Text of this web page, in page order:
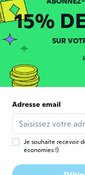
C Cheryl
Inscrit
il y a 6 ans
M Inscrit depuis
S Stevie
Inscrit
Satisfait
il y a 6 ans
15%
SUR
Adresse email
Je souhaite recevoir
économies !)